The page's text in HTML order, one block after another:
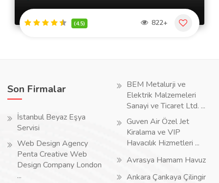
(4.5) 822+
Son Firmalar
İstanbul Beyaz Eşya
Servisi
Web Design Agency
Penta Creative Web
Design Company London
...
BEM Metalurji ve
Elektrik Malzemeleri
Sanayi ve Ticaret Ltd. ...
Guven Air Özel Jet
Kiralama ve VIP
Havacılık Hizmetleri ...
Avrasya Hamam Havuz
Ankara Çankaya Çilingir